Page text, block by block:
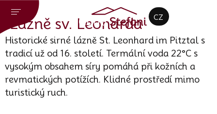
CZ
DE
EN
Lázně sv. Leonarda
Historické sirné lázně St. Leonhard im Pitztal s
tradicí už od 16. století. Termální voda 22°C s
vysokým obsahem síry pomáhá při kožních a
revmatických potížích. Klidné prostředí mimo
turistický ruch.